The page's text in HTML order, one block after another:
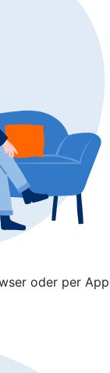
oder per App